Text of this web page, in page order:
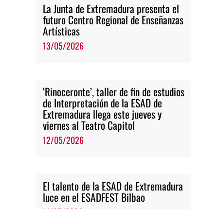
La Junta de Extremadura presenta el
futuro Centro Regional de Enseñanzas
Artísticas
13/05/2026
‘Rinoceronte’, taller de fin de estudios
de Interpretación de la ESAD de
Extremadura llega este jueves y
viernes al Teatro Capitol
12/05/2026
El talento de la ESAD de Extremadura
luce en el ESADFEST Bilbao